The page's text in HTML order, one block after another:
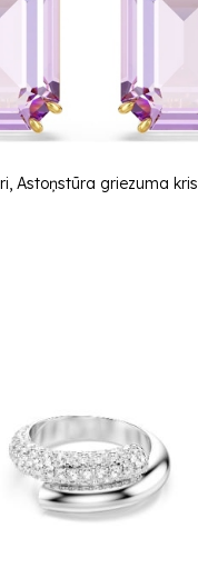
Astoņstūra griezuma